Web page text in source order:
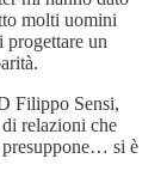
molti uomini
progettare un
Filippo Sensi,
relazioni che
presuppone… si è